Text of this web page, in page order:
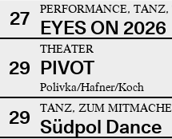
27 PERFORMANCE,
EYES ON 2026
29
THEATER
PIVOT
Polivka/Hafner/Koch
29 TANZ, ZUM
Südpol Dance